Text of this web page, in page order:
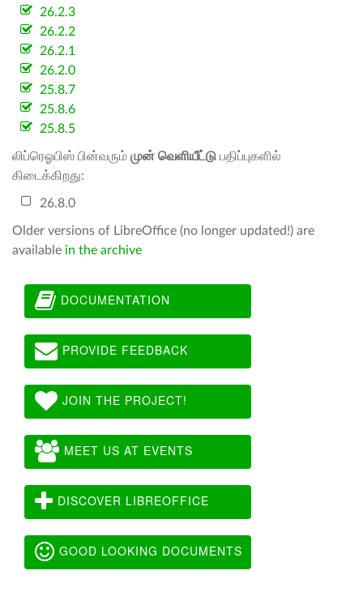
26.2.3
26.2.2
26.2.1
26.2.0
25.8.7
25.8.6
25.8.5
லிப்ரெஓபிஸ் பின்வரும் முன் வெளியீட்டு பதிப்புகளில்
கிடைக்கிறது:
26.8.0
Older versions of LibreOffice (no longer updated!) are
available in the archive
DOCUMENTATION
PROVIDE FEEDBACK
JOIN THE PROJECT!
MEET US AT EVENTS
DISCOVER LIBREOFFICE
GOOD LOOKING DOCUMENTS